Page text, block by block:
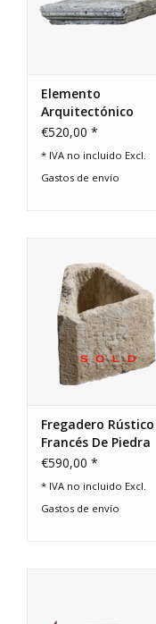
Elemento
Arquitectónico
Recuperado
€520,00 *
* IVA no incluido Excl.
Gastos de envío
Fregadero Rústico
Francés De Piedra
Caliza
€590,00 *
* IVA no incluido Excl.
Gastos de envío